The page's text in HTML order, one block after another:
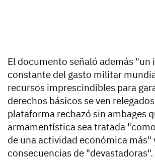
El documento señaló además "un
constante del gasto militar
recursos imprescindibles para
derechos básicos se ven
plataforma rechazó sin ambages
armamentística sea tratada
de una actividad económica más"
consecuencias de "devastadoras".